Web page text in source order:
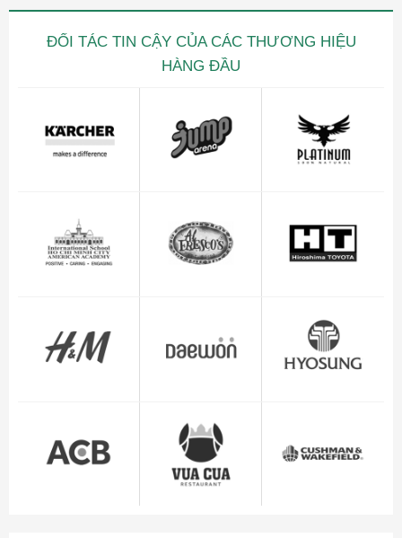
ĐỐI TÁC TIN CẬY CỦA CÁC THƯƠNG HIỆU
HÀNG ĐẦU